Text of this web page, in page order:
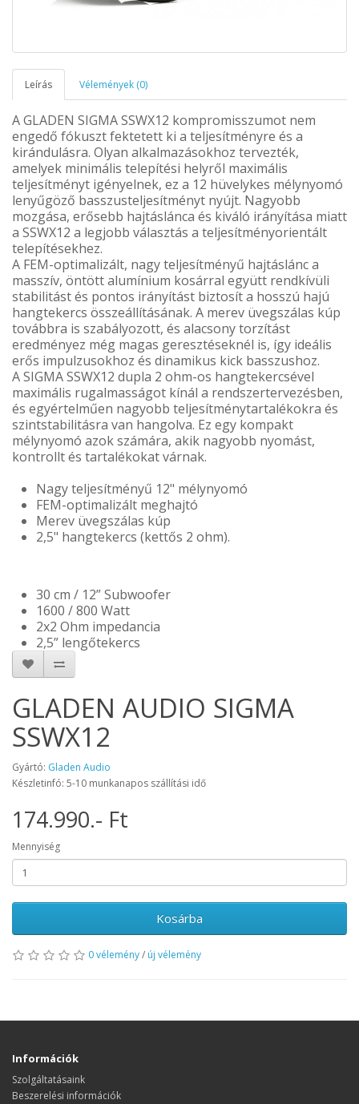
Leírás Vélemények (0)
A GLADEN SIGMA SSWX12 kompromisszumot nem
engedő fókuszt fektetett ki a teljesítményre és a
kirándulásra. Olyan alkalmazásokhoz tervezték,
amelyek minimális telepítési helyről maximális
teljesítményt igényelnek, ez a 12 hüvelykes mélynyomó
lenyűgöző basszusteljesítményt nyújt. Nagyobb
mozgása, erősebb hajtáslánca és kiváló irányítása miatt
a SSWX12 a legjobb választás a teljesítményorientált
telepítésekhez.
A FEM-optimalizált, nagy teljesítményű hajtáslánc a
masszív, öntött alumínium kosárral együtt rendkívüli
stabilitást és pontos irányítást biztosít a hosszú hajú
hangtekercs összeállításának. A merev üvegszálas kúp
továbbra is szabályozott, és alacsony torzítást
eredményez még magas geresztéseknél is, így ideális
erős impulzusokhoz és dinamikus kick basszushoz.
A SIGMA SSWX12 dupla 2 ohm-os hangtekercsével
maximális rugalmasságot kínál a rendszertervezésben,
és egyértelműen nagyobb teljesítménytartalékokra és
szintstabilitásra van hangolva. Ez egy kompakt
mélynyomó azok számára, akik nagyobb nyomást,
kontrollt és tartalékokat várnak.
Nagy teljesítményű 12" mélynyomó
FEM-optimalizált meghajtó
Merev üvegszálas kúp
2,5" hangtekercs (kettős 2 ohm).
30 cm / 12” Subwoofer
1600 / 800 Watt
2x2 Ohm impedancia
2,5” lengőtekercs
GLADEN AUDIO SIGMA
SSWX12
Gyártó: Gladen Audio
Készletinfó: 5-10 munkanapos szállítási idő
174.990.- Ft
Mennyiség
Kosárba
0 vélemény/ új vélemény
Információk
Szolgáltatásaink
Beszerelési információk